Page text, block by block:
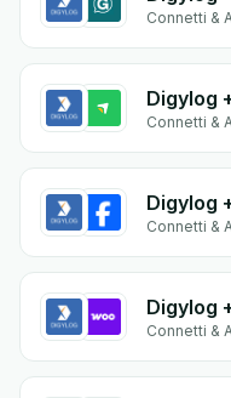
Connetti &
Digylog
Connetti &
Connetti &
Digylog
Connetti &